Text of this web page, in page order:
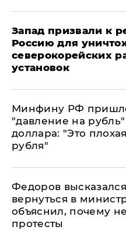
Запад призвали к
Россию для
северокорейских
установок
Минфину РФ
"давление на рубль"
доллара: "Это
рубля"
Федоров
вернуться в
объяснил, почему
протесты